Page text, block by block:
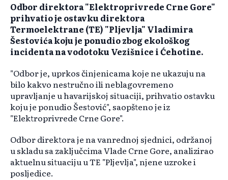
Odbor direktora "Elektroprivrede Crne Gore"
prihvatio je ostavku direktora
Termoelektrane (TE) "Pljevlja" Vladimira
Šestovića koju je ponudio zbog ekološkog
incidenta na vodotoku Vezišnice i Ćehotine.
"Odbor je, uprkos činjenicama koje ne ukazuju na
bilo kakvo nestručno ili neblagovremeno
upravljanje u havarijskoj situaciji, prihvatio ostavku
koju je ponudio Šestović", saopšteno je iz
"Elektroprivrede Crne Gore".
Odbor direktora je na vanrednoj sjednici, održanoj
u skladu sa zaključcima Vlade Crne Gore, analizirao
aktuelnu situaciju u TE "Pljevlja", njene uzroke i
posljedice.